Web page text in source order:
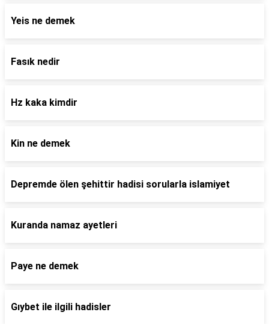
Yeis ne demek
Fasık nedir
Hz kaka kimdir
Kin ne demek
Depremde ölen şehittir hadisi sorularla islamiyet
Kuranda namaz ayetleri
Paye ne demek
Gıybet ile ilgili hadisler